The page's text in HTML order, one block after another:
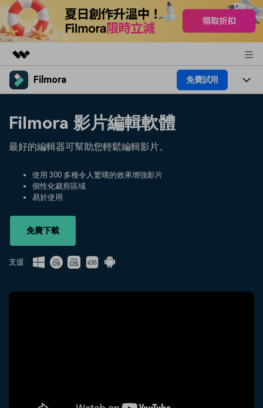
精選產品
實用工具
解決方案
商店
Filmora 免費試用
音訊
熱門人群
熱門方案
部落格
AI提示詞大全
收錄 100+ 熱門影片提示詞，快
幫助中心
我們隨時為您提供協助 如何用 Filmora 做出影響力
產品信息
立即購買 登入
Filmora 影片編輯軟體
最好的編輯器可幫助您輕鬆編輯影片。
使用 300 多種令人驚嘆的效果增強影片
個性化裁剪區域
易於使用
免費下載
支援: